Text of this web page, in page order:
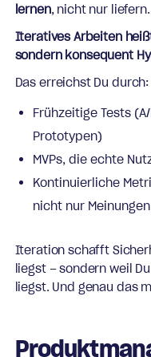
lernen, nicht nur liefern.
Iteratives Arbeiten
sondern konsequent
Das erreichst Du durch:
Frühzeitige Tests
Prototypen)
MVPs, die echte
Kontinuierliche
nicht nur Meinungen
Iteration schafft
liegst – sondern weil
liegst. Und genau das